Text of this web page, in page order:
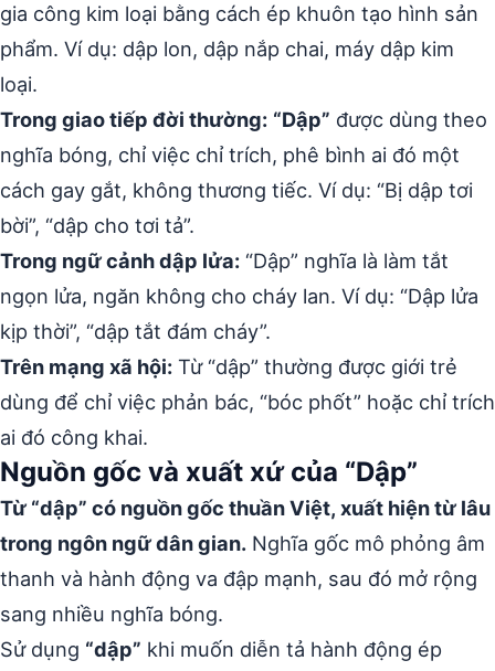
gia công kim loại bằng cách ép khuôn tạo hình sản
phẩm. Ví dụ: dập lon, dập nắp chai, máy dập kim
loại.
Trong giao tiếp đời thường: “Dập” được dùng theo
nghĩa bóng, chỉ việc chỉ trích, phê bình ai đó một
cách gay gắt, không thương tiếc. Ví dụ: “Bị dập tơi
bời”, “dập cho tơi tả”.
Trong ngữ cảnh dập lửa: “Dập” nghĩa là làm tắt
ngọn lửa, ngăn không cho cháy lan. Ví dụ: “Dập lửa
kịp thời”, “dập tắt đám cháy”.
Trên mạng xã hội: Từ “dập” thường được giới trẻ
dùng để chỉ việc phản bác, “bóc phốt” hoặc chỉ trích
ai đó công khai.
Nguồn gốc và xuất xứ của “Dập”
Từ “dập” có nguồn gốc thuần Việt, xuất hiện từ lâu
trong ngôn ngữ dân gian. Nghĩa gốc mô phỏng âm
thanh và hành động va đập mạnh, sau đó mở rộng
sang nhiều nghĩa bóng.
Sử dụng “dập” khi muốn diễn tả hành động ép